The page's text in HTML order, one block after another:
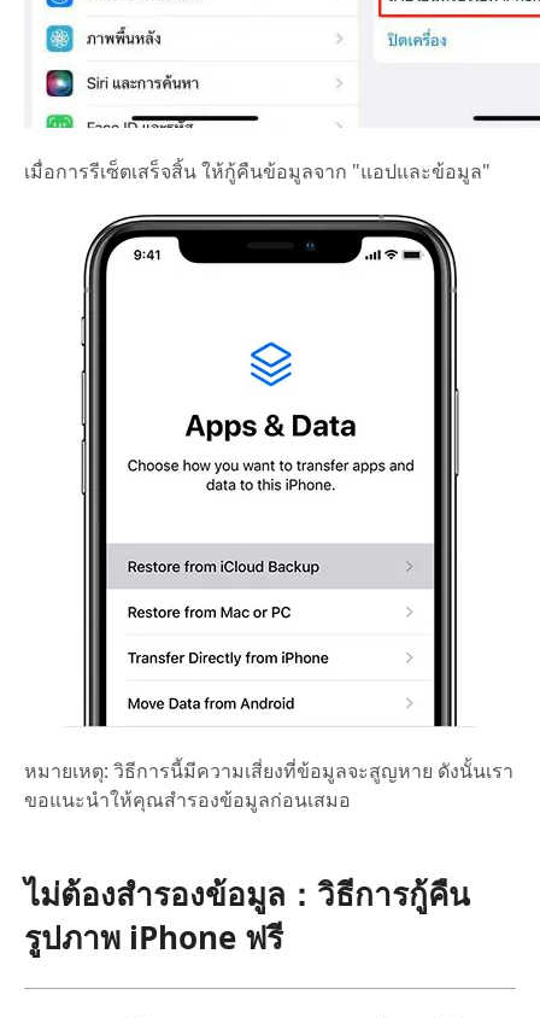
เมื่อการรีเซ็ตเสร็จสิ้น ให้กู้คืนข้อมูลจาก "แอปและข้อมูล"
หมายเหตุ: วิธีการนี้มีความเสี่ยงที่ข้อมูลจะสูญหาย ดังนั้นเรา
ขอแนะนำให้คุณสำรองข้อมูลก่อนเสมอ
ไม่ต้องสำรองข้อมูล：วิธีการกู้คืน
รูปภาพ iPhone ฟรี